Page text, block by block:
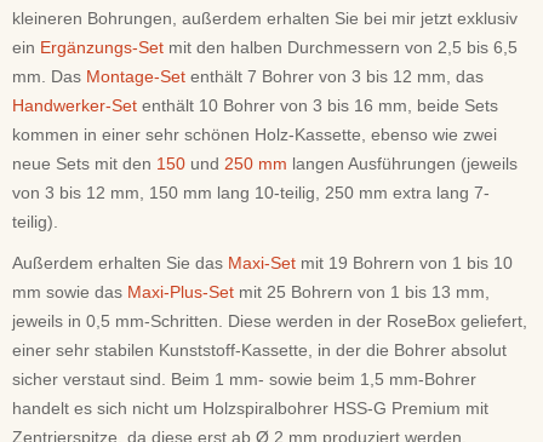
kleineren Bohrungen, außerdem erhalten Sie bei mir jetzt exklusiv
ein Ergänzungs-Set mit den halben Durchmessern von 2,5 bis 6,5
mm. Das Montage-Set enthält 7 Bohrer von 3 bis 12 mm, das
Handwerker-Set enthält 10 Bohrer von 3 bis 16 mm, beide Sets
kommen in einer sehr schönen Holz-Kassette, ebenso wie zwei
neue Sets mit den 150 und 250 mm langen Ausführungen (jeweils
von 3 bis 12 mm, 150 mm lang 10-teilig, 250 mm extra lang 7-
teilig).
Außerdem erhalten Sie das Maxi-Set mit 19 Bohrern von 1 bis 10
mm sowie das Maxi-Plus-Set mit 25 Bohrern von 1 bis 13 mm,
jeweils in 0,5 mm-Schritten. Diese werden in der RoseBox geliefert,
einer sehr stabilen Kunststoff-Kassette, in der die Bohrer absolut
sicher verstaut sind. Beim 1 mm- sowie beim 1,5 mm-Bohrer
handelt es sich nicht um Holzspiralbohrer HSS-G Premium mit
Zentrierspitze, da diese erst ab Ø 2 mm produziert werden,